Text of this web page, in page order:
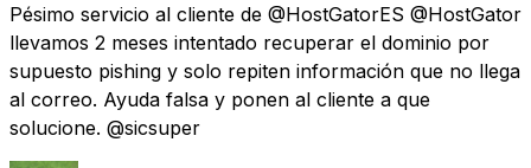
Pésimo servicio al cliente de @HostGatorES @HostGator
llevamos 2 meses intentado recuperar el dominio por
supuesto pishing y solo repiten información que no llega
al correo. Ayuda falsa y ponen al cliente a que
solucione. @sicsuper